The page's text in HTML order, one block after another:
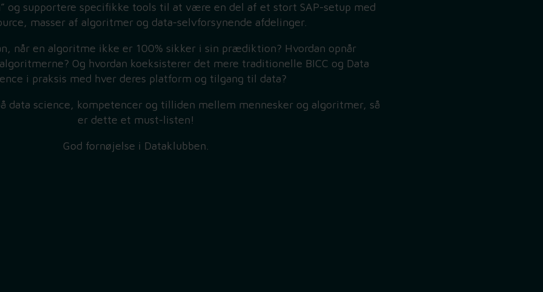
og supportere specifikke tools til at være en del af et stort SAP-setup med
masser af algoritmer og data-selvforsynende afdelinger.
når en algoritme ikke er 100% sikker i sin prædiktion? Hvordan opnår
Og hvordan koeksisterer det mere traditionelle BICC og Data
i praksis med hver deres platform og tilgang til data?
data science, kompetencer og tilliden mellem mennesker og algoritmer, så
er dette et must-listen!
God fornøjelse i Dataklubben.